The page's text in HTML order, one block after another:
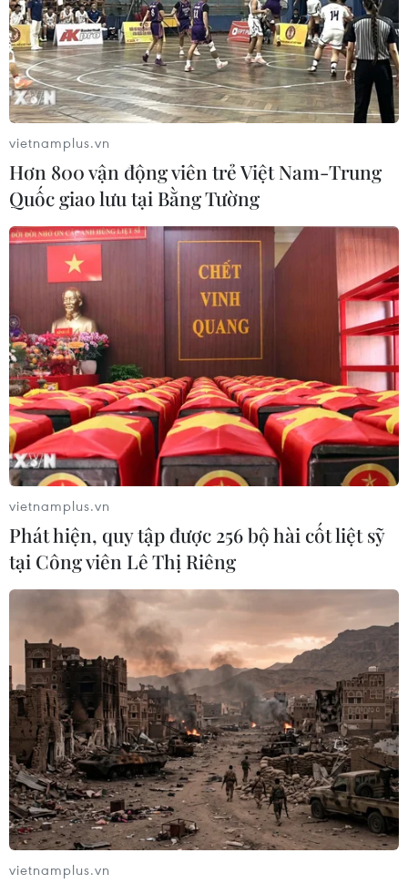
vietnamplus.vn
Hơn 800 vận động viên trẻ Việt Nam-Trung
Quốc giao lưu tại Bằng Tường
vietnamplus.vn
Phát hiện, quy tập được 256 bộ hài cốt liệt sỹ
tại Công viên Lê Thị Riêng
vietnamplus.vn